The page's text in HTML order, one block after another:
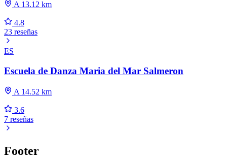
A 13.12 km
4.8
23 reseñas
ES
Escuela de Danza Maria del Mar Salmeron
A 14.52 km
3.6
7 reseñas
Footer